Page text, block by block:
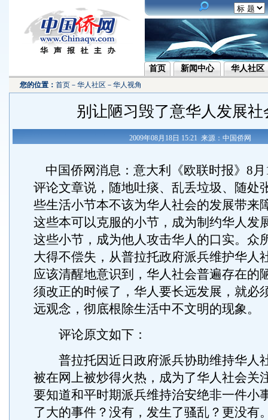
首页 新闻中心 华人社区
您的位置： 首页 － 华人社区 － 华人视角
别让陋习毁了意华人发展社
2009年08月18日 15:21 来源：中国侨网
中国侨网消息：意大利《欧联时报》8
评论文章说，随地吐痰、乱丢垃圾、随处
些生活小节本不该为华人社会的发展带来
这些本可以克服的小节，成为制约华人发
这些小节，成为他人攻击华人的口实。众
大得不偿失，从普拉托政府派兵维护华人
应该清醒地意识到，华人社会普遍存在的
须改正的时候了，华人要长远发展，就必
远观念，彻底根除生活中不文明的现象。
评论原文如下：
普拉托因近日政府派兵协助维持华人
被在网上被炒得火热，成为了华人社会关
要知道和平时期派兵维持治安绝非一件小
了大的事件？没有，发生了骚乱？更没有